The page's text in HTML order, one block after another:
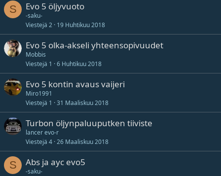
S Evo 5 öljyvuoto
-saku-
Viestejä 2 19 Huhtikuu 2018
Evo 5 olka-akseli yhteensopivuudet
Mobbis
Viestejä 1 6 Huhtikuu 2018
Evo 5 kontin avaus vaijeri
Miro1991
Viestejä 1 31 Maaliskuu 2018
Turbon öljynpaluuputken tiiviste
lancer evo-r
Viestejä 4 26 Maaliskuu 2018
S Abs ja ayc evo5
-saku-